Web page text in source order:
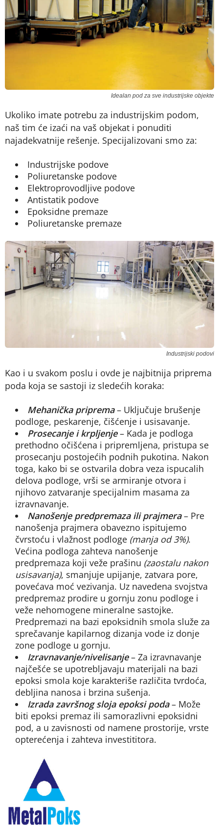
Idealan pod za sve industrijske objekte
Ukoliko imate potrebu za industrijskim podom,
naš tim će izaći na vaš objekat i ponuditi
najadekvatnije rešenje. Specijalizovani smo za:
Industrijske podove
Poliuretanske podove
Elektroprovodljive podove
Antistatik podove
Epoksidne premaze
Poliuretanske premaze
Industrijski podovi
Kao i u svakom poslu i ovde je najbitnija priprema
poda koja se sastoji iz sledećih koraka:
Mehanička priprema– Uključuje brušenje
podloge, peskarenje, čišćenje i usisavanje.
Prosecanje i krpljenje– Kada je podloga
prethodno očišćena i pripremljena, pristupa se
prosecanju postojećih podnih pukotina. Nakon
toga, kako bi se ostvarila dobra veza ispucalih
delova podloge, vrši se armiranje otvora i
njihovo zatvaranje specijalnim masama za
izravnavanje.
Nanošenje predpremaza ili prajmera– Pre
nanošenja prajmera obavezno ispitujemo
čvrstoću i vlažnost podloge (manja od 3%).
Većina podloga zahteva nanošenje
predpremaza koji veže prašinu (zaostalu nakon
usisavanja), smanjuje upijanje, zatvara pore,
povećava moć vezivanja. Uz navedena svojstva
predpremaz prodire u gornju zonu podloge i
veže nehomogene mineralne sastojke.
Predpremazi na bazi epoksidnih smola služe za
sprečavanje kapilarnog dizanja vode iz donje
zone podloge u gornju.
Izravnavanje/nivelisanje– Za izravnavanje
najčešće se upotrebljavaju materijali na bazi
epoksi smola koje karakteriše različita tvrdoća,
debljina nanosa i brzina sušenja.
Izrada završnog sloja epoksi poda– Može
biti epoksi premaz ili samorazlivni epoksidni
pod, a u zavisnosti od namene prostorije, vrste
opterećenja i zahteva investititora.